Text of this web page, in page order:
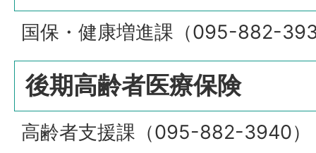
国保・健康増進課（095-882-
後期高齢者医療保険
高齢者支援課（095-882-3940）